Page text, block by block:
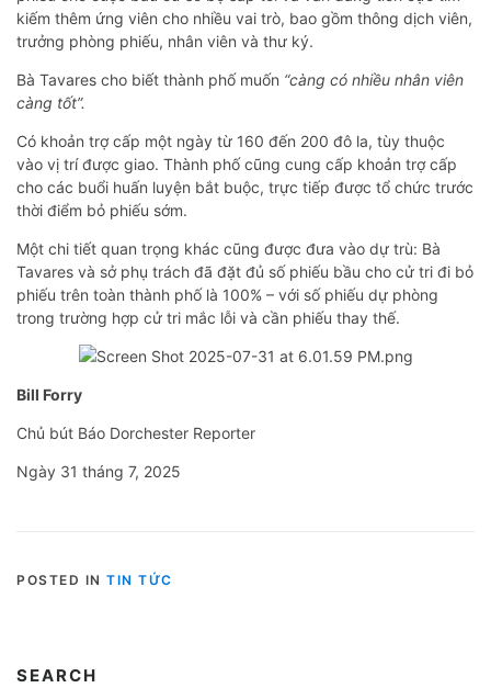
kiếm thêm ứng viên cho nhiều vai trò, bao gồm thông dịch viên,
trưởng phòng phiếu, nhân viên và thư ký.
Bà Tavares cho biết thành phố muốn “càng có nhiều nhân viên
càng tốt”.
Có khoản trợ cấp một ngày từ 160 đến 200 đô la, tùy thuộc
vào vị trí được giao. Thành phố cũng cung cấp khoản trợ cấp
cho các buổi huấn luyện bắt buộc, trực tiếp được tổ chức trước
thời điểm bỏ phiếu sớm.
Một chi tiết quan trọng khác cũng được đưa vào dự trù: Bà
Tavares và sở phụ trách đã đặt đủ số phiếu bầu cho cử tri đi bỏ
phiếu trên toàn thành phố là 100% – với số phiếu dự phòng
trong trường hợp cử tri mắc lỗi và cần phiếu thay thế.
Bill Forry
Chủ bút Báo Dorchester Reporter
Ngày 31 tháng 7, 2025
POSTED IN TIN TỨC
SEARCH